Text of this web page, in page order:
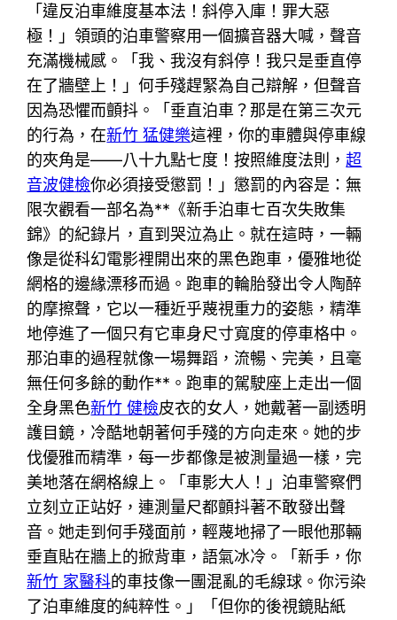
「違反泊車維度基本法！斜停入庫！罪大惡
極！」領頭的泊車警察用一個擴音器大喊，聲音
充滿機械感。「我、我沒有斜停！我只是垂直停
在了牆壁上！」何手殘趕緊為自己辯解，但聲音
因為恐懼而顫抖。「垂直泊車？那是在第三次元
的行為，在新竹 猛健樂這裡，你的車體與停車線
的夾角是——八十九點七度！按照維度法則， 超
音波健檢你必須接受懲罰！」懲罰的內容是：無
限次觀看一部名為**《新手泊車七百次失敗集
錦》的紀錄片，直到哭泣為止。就在這時，一輛
像是從科幻電影裡開出來的黑色跑車，優雅地從
網格的邊緣漂移而過。跑車的輪胎發出令人陶醉
的摩擦聲，它以一種近乎蔑視重力的姿態，精準
地停進了一個只有它車身尺寸寬度的停車格中。
那泊車的過程就像一場舞蹈，流暢、完美，且毫
無任何多餘的動作**。跑車的駕駛座上走出一個
全身黑色新竹 健檢皮衣的女人，她戴著一副透明
護目鏡，冷酷地朝著何手殘的方向走來。她的步
伐優雅而精準，每一步都像是被測量過一樣，完
美地落在網格線上。「車影大人！」泊車警察們
立刻立正站好，連測量尺都顫抖著不敢發出聲
音。她走到何手殘面前，輕蔑地掃了一眼他那輛
垂直貼在牆上的掀背車，語氣冰冷。「新手，你
新竹 家醫科的車技像一團混亂的毛線球。你污染
了泊車維度的純粹性。」「但你的後視鏡貼紙